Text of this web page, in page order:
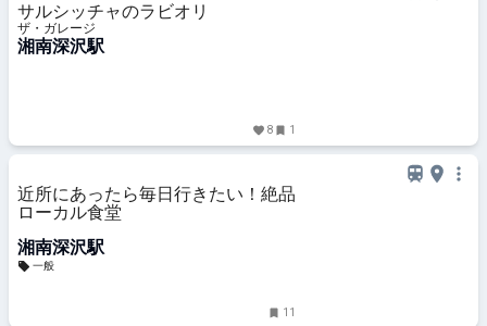
サルシッチャのラビオリ
ザ・ガレージ
湘南深沢駅
8 1
近所にあったら毎日行きたい！絶品
ローカル食堂
湘南深沢駅
一般
11